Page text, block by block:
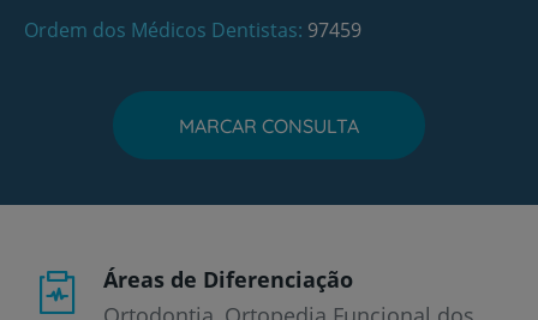
Ordem dos Médicos Dentistas 97459
MARCAR CONSULTA
Áreas de Diferenciação